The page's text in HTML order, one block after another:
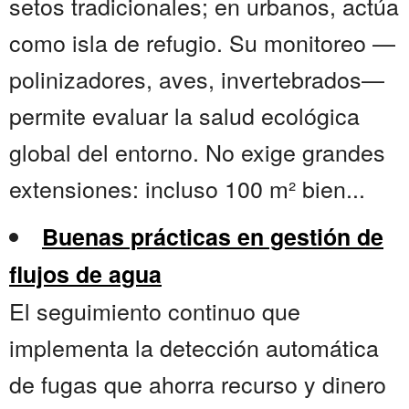
como isla de refugio. Su monitoreo —
polinizadores, aves, invertebrados—
permite evaluar la salud ecológica
global del entorno. No exige grandes
extensiones: incluso 100 m² bien...
Buenas prácticas en gestión de
flujos de agua
El seguimiento continuo que
implementa la detección automática
de fugas que ahorra recurso y dinero